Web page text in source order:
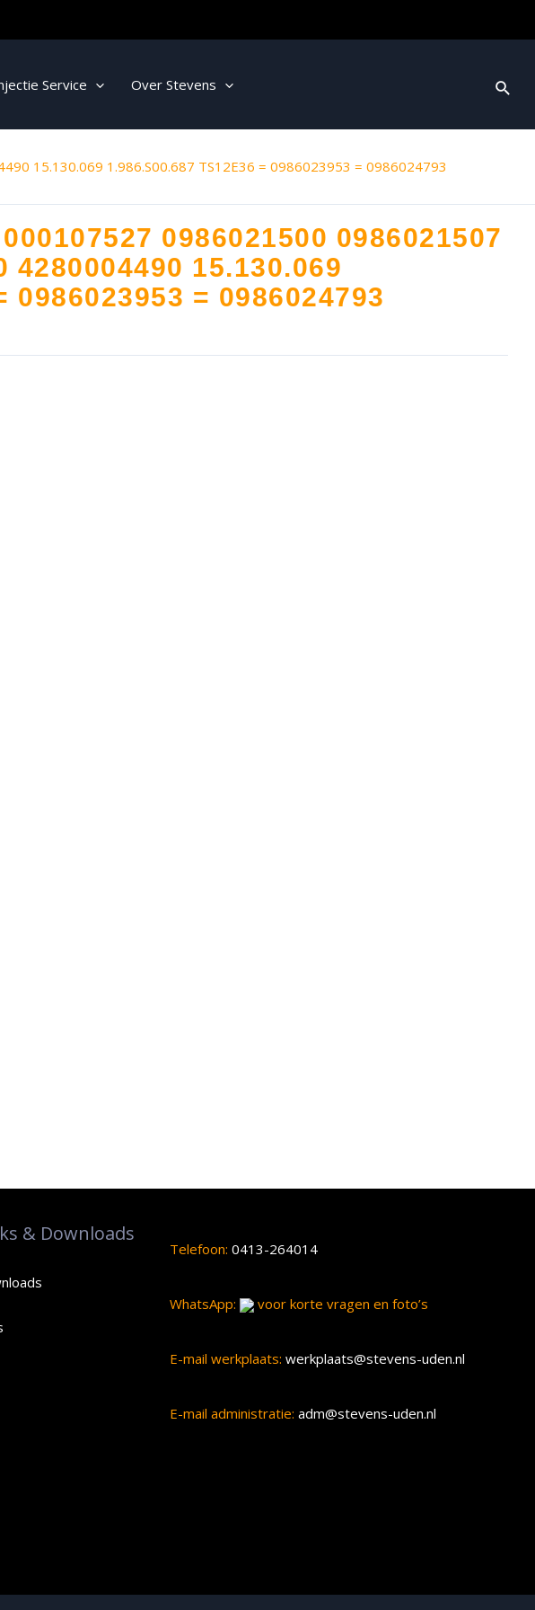
Service Over Stevens
15.130.069 1.986.S00.687 TS12E36 = 0986023953 = 0986024793
0986021500 0986021507
4280004490 15.130.069
0986023953 = 0986024793
& Downloads
Telefoon: 0413-264014
WhatsApp: voor korte vragen en foto’s
E-mail werkplaats: werkplaats@stevens-uden.nl
E-mail administratie: adm@stevens-uden.nl